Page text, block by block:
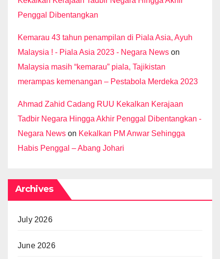
Penggal Dibentangkan
Kemarau 43 tahun penampilan di Piala Asia, Ayuh
Malaysia ! - Piala Asia 2023 - Negara News on
Malaysia masih “kemarau” piala, Tajikistan
merampas kemenangan – Pestabola Merdeka 2023
Ahmad Zahid Cadang RUU Kekalkan Kerajaan
Tadbir Negara Hingga Akhir Penggal Dibentangkan -
Negara News on Kekalkan PM Anwar Sehingga
Habis Penggal – Abang Johari
Archives
July 2026
June 2026